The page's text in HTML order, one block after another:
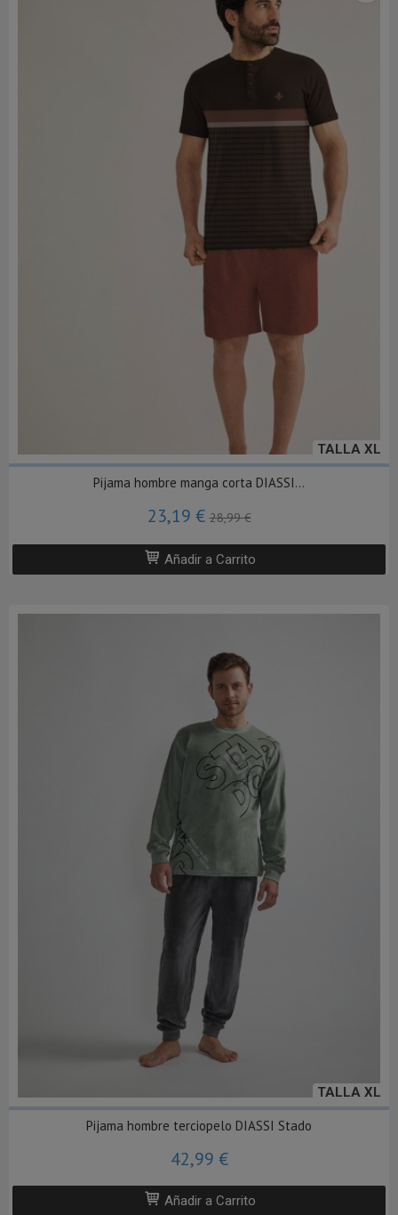
TALLA XL
Pijama hombre manga corta DIASSI...
23,19 €28,99 €
Añadir a Carrito
TALLA XL
Pijama hombre terciopelo DIASSI Stado
42,99 €
Añadir a Carrito